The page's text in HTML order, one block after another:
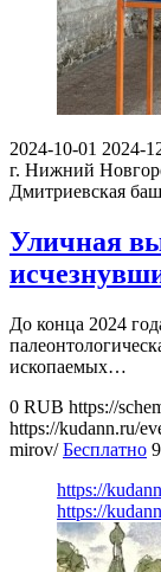
2024-10-01 2024-
г. Нижний
Дмитриевская
Уличная
До конца 2024
ископаемых…
0 RUB https://
https://kudann.ru/
mirov/ Бесплатно
https://
https://